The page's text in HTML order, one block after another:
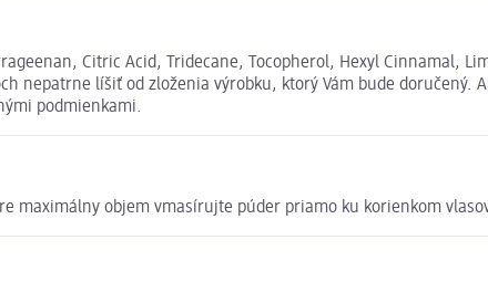
Citric Acid, Tridecane, Tocopherol, Hexyl Cinnamal,
nepatrne líšiť od zloženia výrobku, ktorý Vám bude doručený.
podmienkami.
maximálny objem vmasírujte púder priamo ku korienkom